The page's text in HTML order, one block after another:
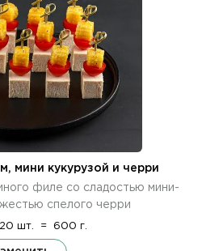
мини кукурузой и черри
филе со сладостью мини-
спелого черри
20 шт. = 600 г.